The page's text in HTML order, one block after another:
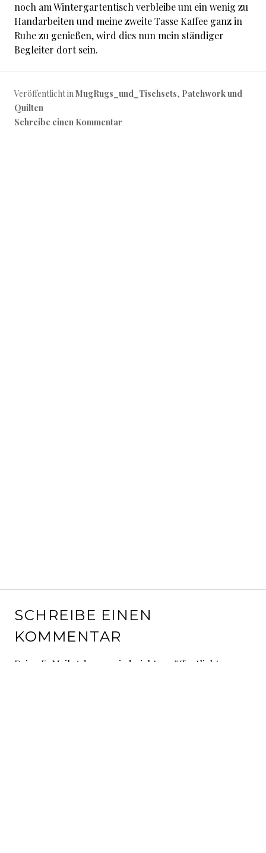
noch am Wintergartentisch verbleibe um ein wenig zu
Handarbeiten und meine zweite Tasse Kaffee ganz in
Ruhe zu genießen, wird dies nun mein ständiger
Begleiter dort sein.
Veröffentlicht inMugRugs_und_Tischsets, Patchwork und
Quilten
Schreibe einen Kommentar
SCHREIBE EINEN
KOMMENTAR
Deine E-Mail-Adresse wird nicht veröffentlicht.